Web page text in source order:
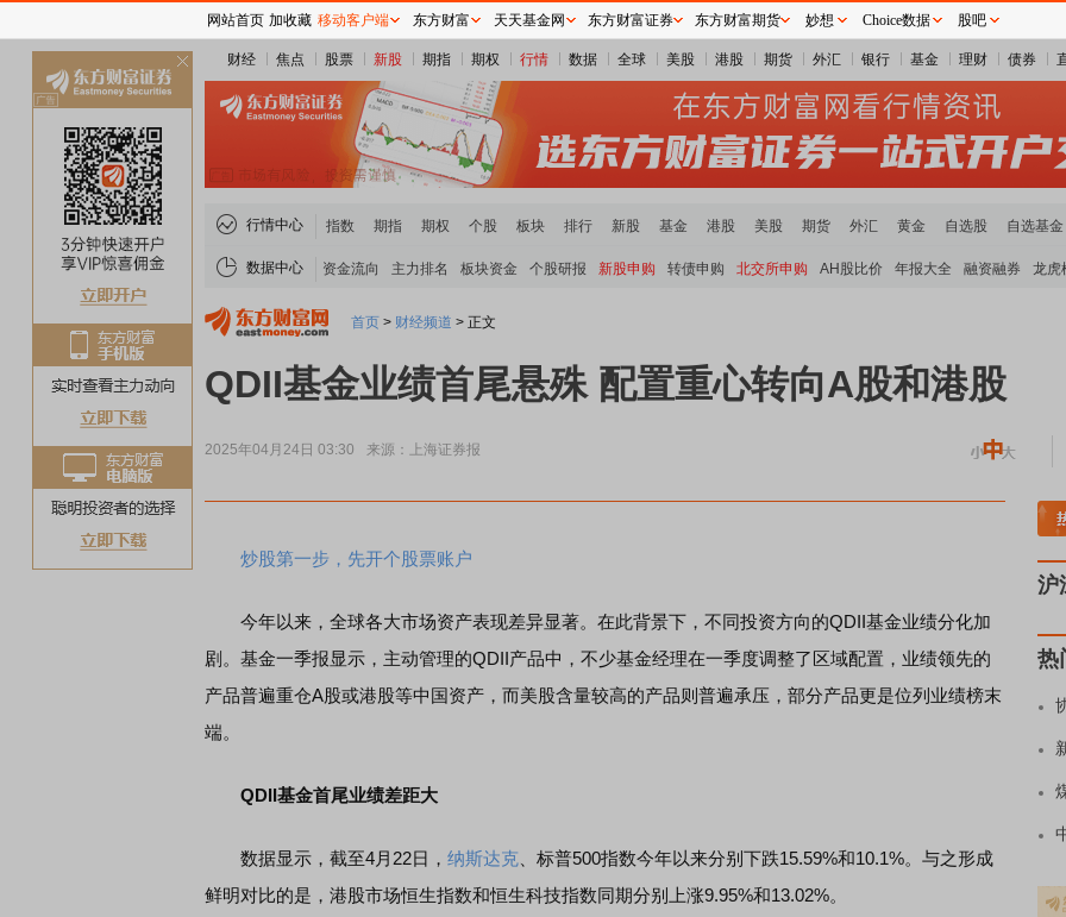
财经 焦点 股票 新股 期指 期权 行情 数据 全球 美股 港股 期货 外汇 银行 基金 理财 债券
行情中心 指数 期指 期权 个股 板块 排行 新股 基金 港股 美股 期货 外汇 黄金 自选股 自选基金
数据中心 资金流向 主力排名 板块资金 个股研报 新股申购 转债申购 北交所申购 AH股比价 年报大全 融资融券 龙虎
首页 > 财经频道 > 正文
QDII基金业绩首尾悬殊 配置重心转向A股和港股
2025年04月24日 03:30 来源：上海证券报
炒股第一步，先开个股票账户
今年以来，全球各大市场资产表现差异显著。在此背景下，不同投资方向的QDII基金业绩分化加
剧。基金一季报显示，主动管理的QDII产品中，不少基金经理在一季度调整了区域配置，业绩领先的
产品普遍重仓A股或港股等中国资产，而美股含量较高的产品则普遍承压，部分产品更是位列业绩榜末
端。
QDII基金首尾业绩差距大
数据显示，截至4月22日， 纳斯达克 、标普500指数今年以来分别下跌15.59%和10.1%。与之形成
鲜明对比的是，港股市场恒生指数和恒生科技指数同期分别上涨9.95%和13.02%。
A股估值分析全览
沪
热
网站首页 加收藏 移动客户端 东方财富 天天基金网 东方财富证券 东方财富期货 妙想 Choice数据 股吧
关